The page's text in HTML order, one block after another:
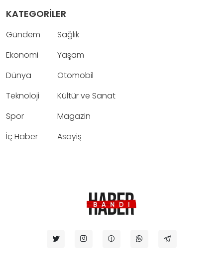
KATEGORİLER
Gündem
Ekonomi
Dünya
Teknoloji
Spor
İç Haber
Sağlık
Yaşam
Otomobil
Kültür ve Sanat
Magazin
Asayiş